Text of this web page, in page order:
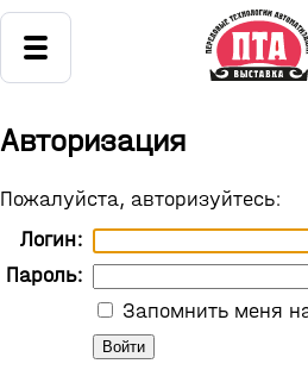
Авторизация
Пожалуйста, авторизуйтесь:
Логин:
Пароль:
Запомнить меня